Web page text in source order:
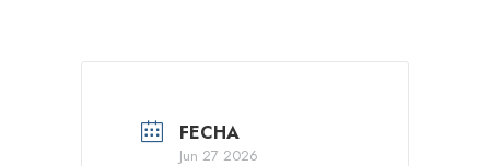
FECHA
Jun 27 2026